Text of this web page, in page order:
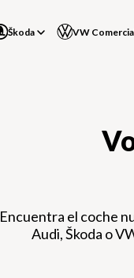
Škoda VW
Encuentra el coche
Audi, Škoda o